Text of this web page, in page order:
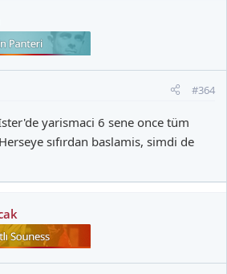
#364
yarismaci 6 sene once tüm
sıfırdan baslamis, simdi de